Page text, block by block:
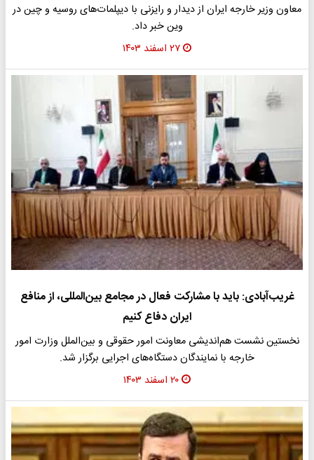
معاون وزیر خارجه ایران از دیدار و رایزنی با دیپلمات‌های روسیه و چین در
وین خبر داد.
۲۷ اسفند ۱۴۰۳
غریب‌آبادی: باید با مشارکت فعال در مجامع بین‌المللی، از منافع
ایران دفاع کنیم
نخستین نشست هم‌اندیشی معاونت امور حقوقی و بین‌الملل وزارت امور
خارجه با نمایندگان دستگاه‌های اجرایی برگزار شد.
۲۰ اسفند ۱۴۰۳